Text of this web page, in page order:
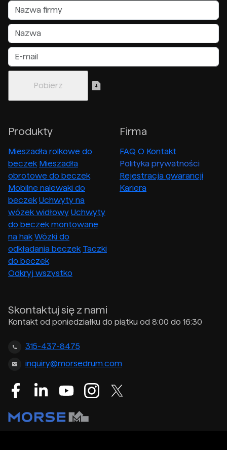
Produkty
Mieszadła rolkowe do
beczek Mieszadła
obrotowe do beczek
Mobilne nalewaki do
beczek Uchwyty na
wózek widłowy Uchwyty
do beczek montowane
na hak Wózki do
odkładania beczek Taczki
do beczek
Odkryj wszystko
Firma
FAQ O Kontakt
Polityka prywatności
Rejestracja gwarancji
Kariera
Skontaktuj się z nami
Kontakt od poniedziałku do piątku od 8:00 do 16:30
315-437-8475
inquiry@morsedrum.com